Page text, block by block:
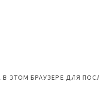
В ЭТОМ БРАУЗЕРЕ ДЛЯ